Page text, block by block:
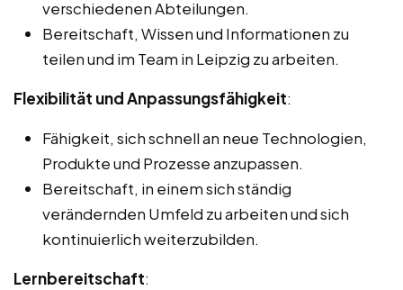
verschiedenen Abteilungen.
Bereitschaft, Wissen und Informationen zu
teilen und im Team in Leipzig zu arbeiten.
Flexibilität und Anpassungsfähigkeit:
Fähigkeit, sich schnell an neue Technologien,
Produkte und Prozesse anzupassen.
Bereitschaft, in einem sich ständig
verändernden Umfeld zu arbeiten und sich
kontinuierlich weiterzubilden.
Lernbereitschaft: